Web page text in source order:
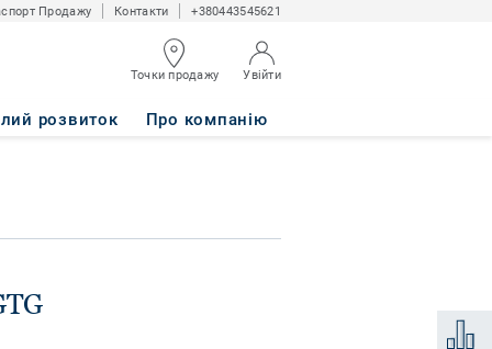
Продажу Контакти +380443545621
Точки продажу Увійти
розвиток Про компанію